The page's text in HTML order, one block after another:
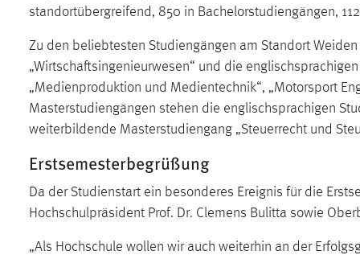
standortübergreifend, 850 in Bachelorstudiengängen,
Zu den beliebtesten Studiengängen am Standort
„Wirtschaftsingenieurwesen“ und die
„Medienproduktion und Medientechnik“, „Motorsport
Masterstudiengängen stehen die englischsprachigen
weiterbildende Masterstudiengang „Steuerrecht und
Erstsemesterbegrüßung
Da der Studienstart ein besonderes Ereignis für die
Hochschulpräsident Prof. Dr. Clemens Bulitta sowie
„Als Hochschule wollen wir auch weiterhin an der
Name: cookie_consent
Zweck:
Dieser Cookie speichert die
ausgewählten Einverständnis-Optionen
des Benutzers
Cookie Laufzeit:
Performance